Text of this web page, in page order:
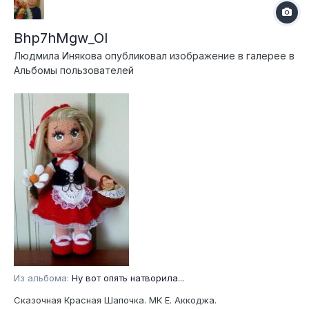
Bhp7hMgw_OI
Людмила Инякова опубликовал изображение в галерее в
Альбомы пользователей
Из альбома: Ну вот опять натворила...
Сказочная Красная Шапочка. МК Е. Аккоджа.